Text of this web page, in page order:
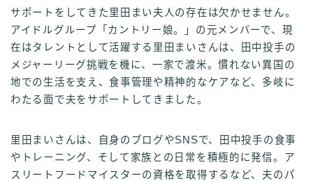
サポートをしてきた里田まい夫人の存在は欠かせません。
アイドルグループ「カントリー娘。」の元メンバーで、現
在はタレントとして活躍する里田まいさんは、田中投手の
メジャーリーグ挑戦を機に、一家で渡米。慣れない異国の
地での生活を支え、食事管理や精神的なケアなど、多岐に
わたる面で夫をサポートしてきました。
里田まいさんは、自身のブログやSNSで、田中投手の食事
やトレーニング、そして家族との日常を積極的に発信。ア
スリートフードマイスターの資格を取得するなど、夫のパ